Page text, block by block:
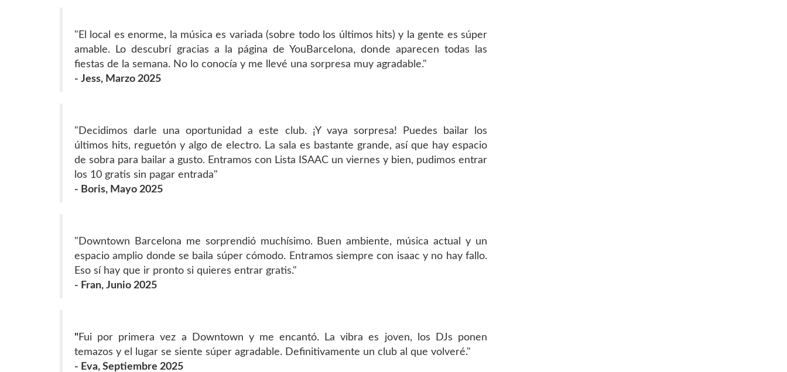
"El local es enorme, la música es variada (sobre todo los últimos hits) y la gente es súper
amable. Lo descubrí gracias a la página de YouBarcelona, donde aparecen todas las
fiestas de la semana. No lo conocía y me llevé una sorpresa muy agradable."
- Jess, Marzo 2025
"Decidimos darle una oportunidad a este club. ¡Y vaya sorpresa! Puedes bailar los
últimos hits, reguetón y algo de electro. La sala es bastante grande, así que hay espacio
de sobra para bailar a gusto. Entramos con Lista ISAAC un viernes y bien, pudimos entrar
los 10 gratis sin pagar entrada"
- Boris, Mayo 2025
"Downtown Barcelona me sorprendió muchísimo. Buen ambiente, música actual y un
espacio amplio donde se baila súper cómodo. Entramos siempre con isaac y no hay fallo.
Eso sí hay que ir pronto si quieres entrar gratis."
- Fran, Junio 2025
"Fui por primera vez a Downtown y me encantó. La vibra es joven, los DJs ponen
temazos y el lugar se siente súper agradable. Definitivamente un club al que volveré."
- Eva, Septiembre 2025